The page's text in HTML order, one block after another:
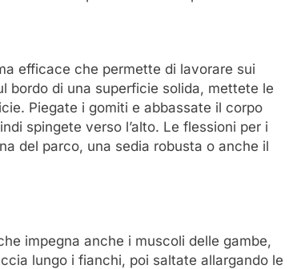
efficace che permette di lavorare sui
bordo di una superficie solida, mettete le
Piegate i gomiti e abbassate il corpo
spingete verso l’alto. Le flessioni per i
del parco, una sedia robusta o anche il
impegna anche i muscoli delle gambe,
lungo i fianchi, poi saltate allargando le